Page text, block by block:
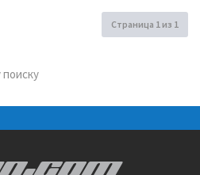
Страница 1из 1